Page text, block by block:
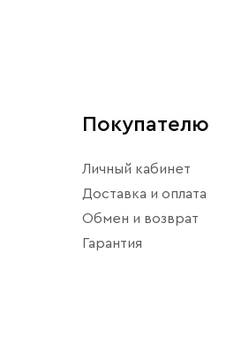
Покупателю
Личный кабинет
Доставка и оплата
Обмен и возврат
Гарантия